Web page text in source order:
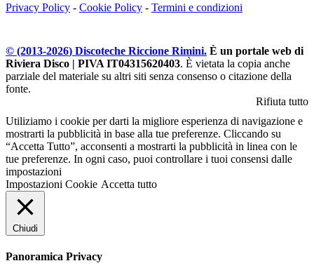
Privacy Policy - Cookie Policy - Termini e condizioni
© (2013-2026) Discoteche Riccione Rimini. È un portale web di
Riviera Disco | PIVA IT04315620403. È vietata la copia anche
parziale del materiale su altri siti senza consenso o citazione della
fonte.
Rifiuta tutto
Utiliziamo i cookie per darti la migliore esperienza di navigazione e
mostrarti la pubblicità in base alla tue preferenze. Cliccando su
“Accetta Tutto”, acconsenti a mostrarti la pubblicità in linea con le
tue preferenze. In ogni caso, puoi controllare i tuoi consensi dalle
impostazioni
Impostazioni Cookie Accetta tutto
Chiudi
Panoramica Privacy